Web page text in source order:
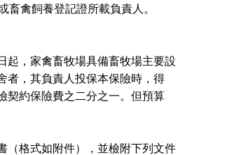
畜禽飼養登記證所載負責人。
起，家禽畜牧場具備畜牧場主要設
，其負責人投保本保險時，得
約保險費之二分之一。但預算
（格式如附件），並檢附下列文件